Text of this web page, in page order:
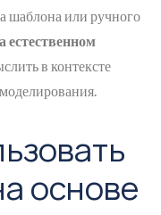
шаблона или ручного
естественном
в контексте
основе